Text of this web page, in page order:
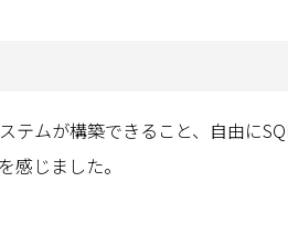
ムが構築できること、自由に
じました。